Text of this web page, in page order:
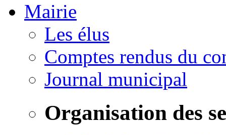
Mairie
Les élus
Comptes rendus du
Journal municipal
Organisation des